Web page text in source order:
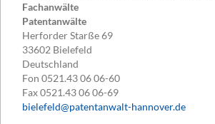
Fachanwälte
Patentanwälte
Herforder Starße 69
33602 Bielefeld
Deutschland
Fon 0521.43 06 06-60
Fax0521.43 06 06-69
bielefeld@patentanwalt-hannover.de